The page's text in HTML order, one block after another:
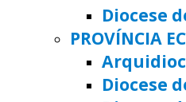
Diocese
PROVÍNCIA
Diocese